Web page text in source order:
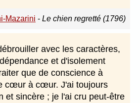
Mazarini - Le chien regretté (1796)
avec les caractères,
et d'isolement
que de conscience à
cœur à cœur. J'ai toujours
et sincère ; je l'ai cru peut-être